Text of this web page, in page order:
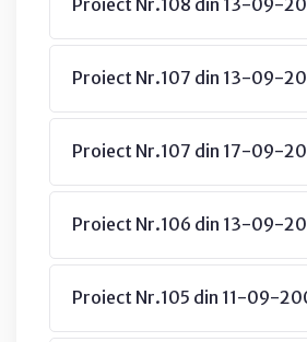
Proiect Nr.107 din 13-09-
Proiect Nr.107 din 17-09-
Proiect Nr.106 din 13-09-
Proiect Nr.105 din 11-09-